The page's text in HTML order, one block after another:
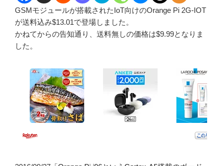
GSMモジュールが搭載されたIoT向けのOrange Pi 2G-IOT
が送料込み$13.01で登場しました。
かねてからの告知通り、送料無しの価格は$9.99となりま
した。